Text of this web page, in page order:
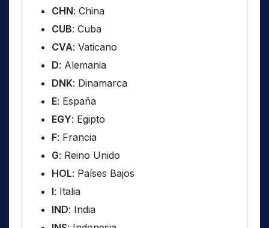
CHN: China
CUB: Cuba
CVA: Vaticano
D: Alemania
DNK: Dinamarca
E: España
EGY: Egipto
F: Francia
G: Reino Unido
HOL: Países Bajos
I: Italia
IND: India